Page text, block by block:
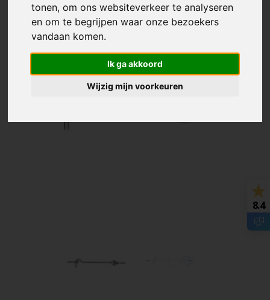
tonen, om ons websiteverkeer te analyseren
en om te begrijpen waar onze bezoekers
vandaan komen.
Ik ga akkoord
Wijzig mijn voorkeuren
8.4